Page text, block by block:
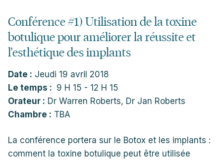
Conférence #1) Utilisation de la toxine
botulique pour améliorer la réussite et
l'esthétique des implants
Date : Jeudi 19 avril 2018
Le temps : 9 H 15 - 12 H 15
Orateur : Dr Warren Roberts, Dr Jan Roberts
Chambre : TBA
La conférence portera sur le Botox et les implants :
comment la toxine botulique peut être utilisée